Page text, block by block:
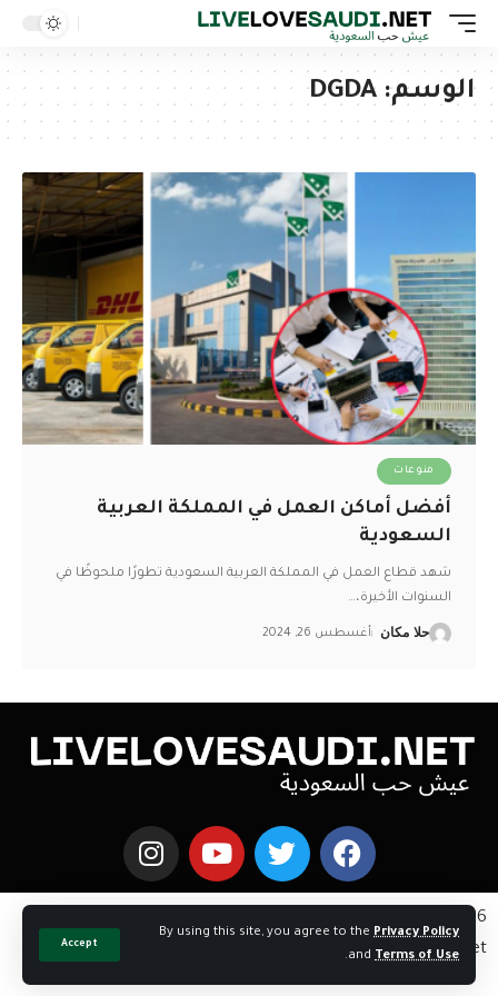
By using this site, you agree to the Privacy Policy
and Terms of Use
.
Accept
الوسم: DGDA
منوعات
أفضل أماكن العمل في المملكة العربية
السعودية
شهد قطاع العمل في المملكة العربية السعودية تطورًا ملحوظًا في
السنوات الأخيرة،…
حلا مكان أغسطس 26, 2024
livelovesaudi.net